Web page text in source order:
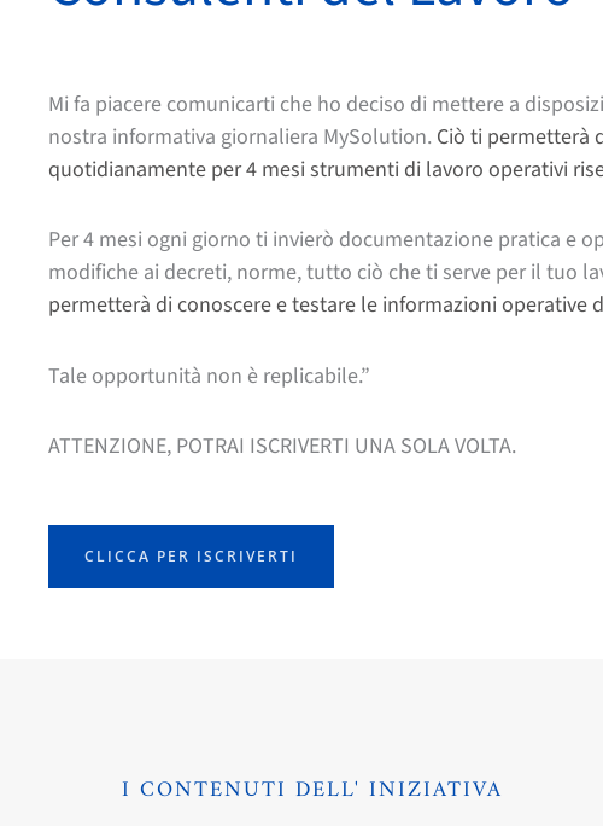
Mi fa piacere comunicarti che ho deciso di mettere a
nostra informativa giornaliera MySolution. Ciò ti permetterà
quotidianamente per 4 mesi strumenti di lavoro operativi
Per 4 mesi ogni giorno ti invierò documentazione pratica e
modifiche ai decreti, norme, tutto ciò che ti serve per il tuo
permetterà di conoscere e testare le informazioni operative
Tale opportunità non è replicabile.”
ATTENZIONE, POTRAI ISCRIVERTI UNA SOLA VOLTA.
CLICCA PER ISCRIVERTI
I CONTENUTI DELL' INIZIATIVA